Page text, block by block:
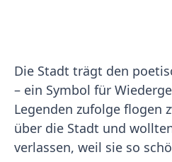
Die Stadt trägt den
– ein Symbol für
Legenden zufolge flogen
über die Stadt und
verlassen, weil sie so